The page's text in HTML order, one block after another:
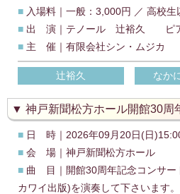
■ 入場料｜一般：3,000円 ／ 高校
■ 出 演｜テノール 辻裕久 ピア
■ 主 催｜有限会社シン・ムジカ
辻裕久 なか
神戸新聞松方ホール開館30
■ 日 時｜2026年09月20日(日
■ 会 場｜神戸新聞松方ホール
■ 曲 目｜開館30周年記念コンサ
カワイ出版)を演奏して下さいます